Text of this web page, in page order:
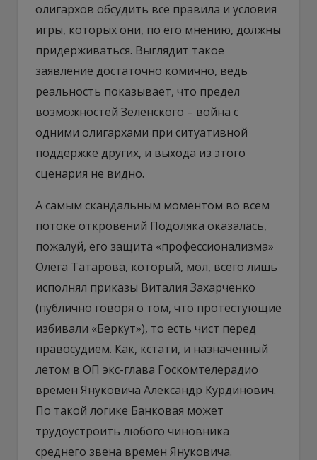
олигархов обсудить все правила и условия
игры, которых они, по его мнению, должны
придерживаться. Выглядит такое
заявление достаточно комично, ведь
реальность показывает, что предел
возможностей Зеленского – война с
одними олигархами при ситуативной
поддержке других, и выхода из этого
сценария не видно.
А самым скандальным моментом во всем
потоке откровений Подоляка оказалась,
пожалуй, его защита «профессионализма»
Олега Татарова, который, мол, всего лишь
исполнял приказы Виталия Захарченко
(публично говоря о том, что протестующие
избивали «Беркут»), то есть чист перед
правосудием. Как, кстати, и назначенный
летом в ОП экс-глава Госкомтелерадио
времен Януковича Александр Курдинович.
По такой логике Банковая может
трудоустроить любого чиновника
среднего звена времен Януковича.